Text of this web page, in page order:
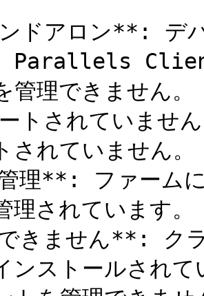
ドアロン**: デ
Parallels
管理できません。
トされていま
されていません。
理**: ファームに
理されています。
きません**: クラ
ンストールされ